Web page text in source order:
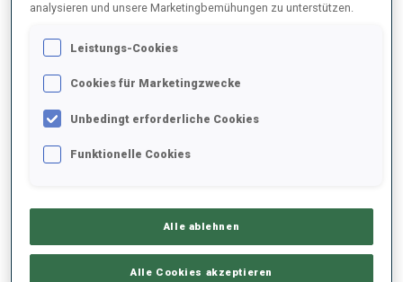
PERFORMANCE
SKIZEIT HINTER DER SPITZE
analysieren und unsere Marketingbemühungen zu unterstützen.
Leistungs-Cookies
Cookies für Marketingzwecke
Unbedingt erforderliche Cookies
Funktionelle Cookies
Alle ablehnen
Alle Cookies akzeptieren